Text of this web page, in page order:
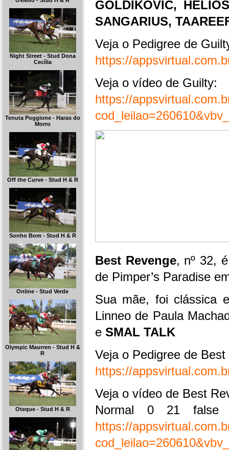
Night Street - Stud Dona
Cecília
Tenuta Poggione - Haras do
Morro
Off the Curve - Stud H & R
Sonho Bom - Stud H & R
Online - Stud Verde
Olympic Maurren - Stud H &
R
Oteque - Stud H & R
GOLDIKOVIC,
SANGARIUS,
Veja o Pedigree de
https://
Veja o vídeo de Guilty:
https://
Best Revenge, nº 32,
de Pimper’s Paradise
Sua mãe, foi clássica
Linneo de Paula
e SMAL TALK
Veja o Pedigree de
https://
Veja o vídeo de Best
Normal
0 21
false
https://